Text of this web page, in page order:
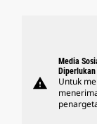
warning
Media
Untuk